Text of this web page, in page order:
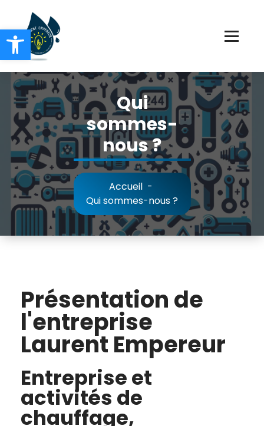
Ouvrir la barre d’outils
Qui
sommes-
nous ?
Accueil -
Qui sommes-nous ?
Présentation de
l'entreprise
Laurent Empereur
Entreprise et
activités de
chauffage,